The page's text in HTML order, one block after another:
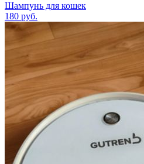
Шампунь для кошек
180 руб.